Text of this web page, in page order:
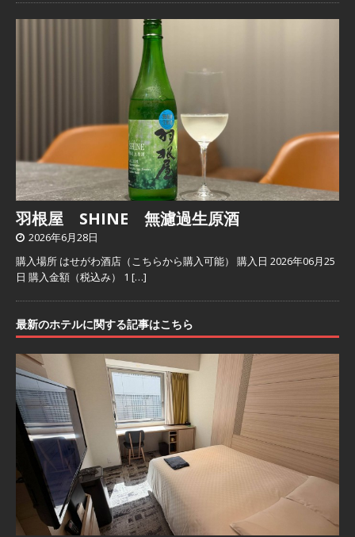
羽根屋 SHINE 無濾過生原酒
2026年6月28日
購入場所 はせがわ酒店（こちらから購入可能） 購入日 2026年06月25
日 購入金額（税込み） 1 […]
最新のホテルに関する記事はこちら